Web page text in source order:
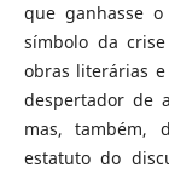
que ganhasse
símbolo da
obras literárias
despertador de
mas, também,
estatuto do